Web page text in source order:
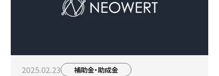
2025.02.23 補助金・助成金